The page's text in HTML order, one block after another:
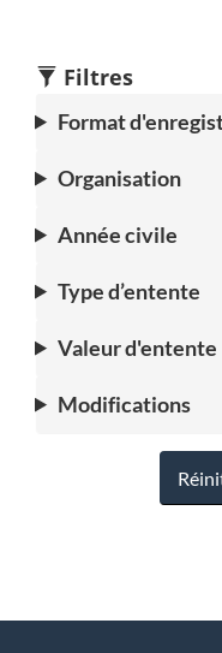
Filtres
Format
Organisation
Année civile
Type d’entente
Valeur d'entente
Modifications
D